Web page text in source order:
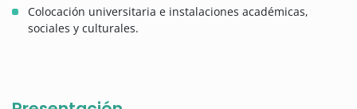
Colocación universitaria e instalaciones académicas,
sociales y culturales.